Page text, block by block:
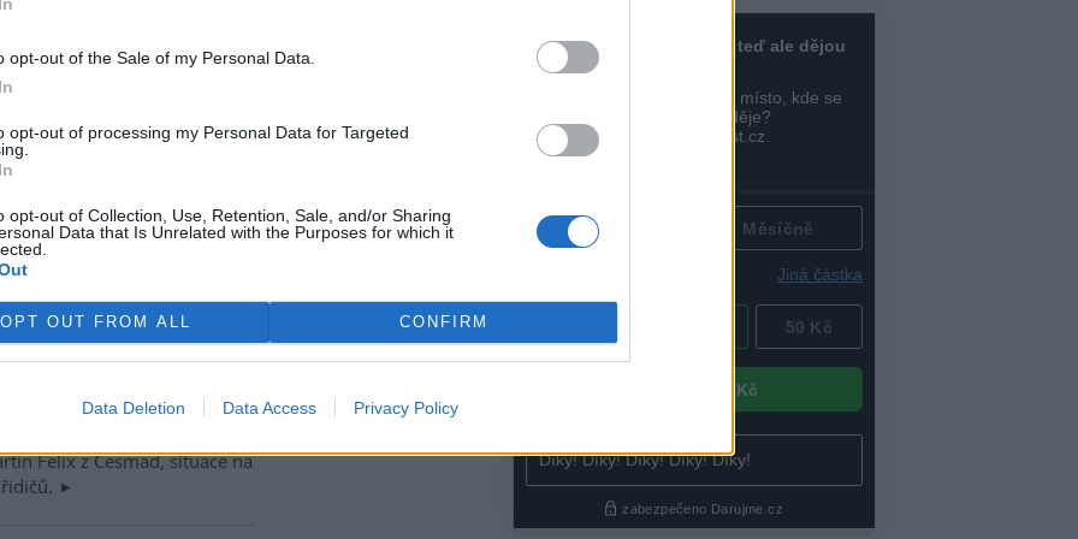
opt-out of the Sale of my Personal Data.
opt-out of processing my Personal Data for Targeted
opt-out of Collection, Use, Retention, Sale, and/or Sharing
Data that Is Unrelated with the Purposes for which it
OPT OUT FROM ALL CONFIRM
Data Deletion Data Access Privacy Policy
dánské vlády
geotermální energie byla
projekt, když zhruba
z geotermálních
mezivládních dohod
o volném pohybu osob
dopravců Česmad
rakouských hranic ze
Felix z Česmad, situace na